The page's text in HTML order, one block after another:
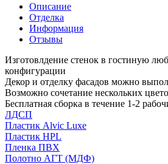
Описание
Отделка
Информация
Отзывы
Изготовлдение стенок в гостиную
конфигурации
Декор и отделку фасадов можно
Возможно сочетание нескольких
Бесплатная сборка в течение 1-2
ЛДСП
Пластик Alvic Luxe
Пластик HPL
Пленка ПВХ
Полотно АГТ (МДФ)